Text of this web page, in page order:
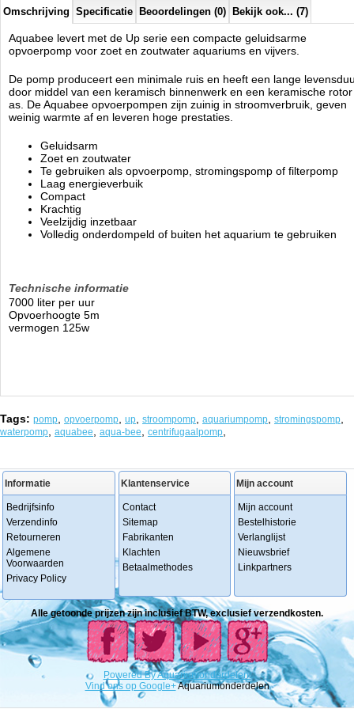
Omschrijving Specificatie Beoordelingen (0) Bekijk ook... (7)
Aquabee levert met de Up serie een compacte geluidsarme
opvoerpomp voor zoet en zoutwater aquariums en vijvers.
De pomp produceert een minimale ruis en heeft een lange
door middel van een keramisch binnenwerk en een keramische rotor
as. De Aquabee opvoerpompen zijn zuinig in stroomverbruik, geven
weinig warmte af en leveren hoge prestaties.
Geluidsarm
Zoet en zoutwater
Te gebruiken als opvoerpomp, stromingspomp of filterpomp
Laag energieverbuik
Compact
Krachtig
Veelzijdig inzetbaar
Volledig onderdompeld of buiten het aquarium te gebruiken
Technische informatie
7000 liter per uur
Opvoerhoogte 5m
vermogen 125w
Tags: pomp opvoerpomp up stroompomp aquariumpomp stromingspomp
waterpomp aquabee aqua-bee centrifugaalpomp
Informatie
Bedrijfsinfo
Verzendinfo
Retourneren
Algemene
Voorwaarden
Privacy Policy
Klantenservice
Contact
Sitemap
Fabrikanten
Klachten
Betaalmethodes
Mijn account
Mijn account
Bestelhistorie
Verlanglijst
Nieuwsbrief
Linkpartners
Alle getoonde prijzen zijn inclusief BTW, exclusief verzendkosten.
PoweredByAquariumonderdelen.
Vind ons op Google+Aquariumonderdelen